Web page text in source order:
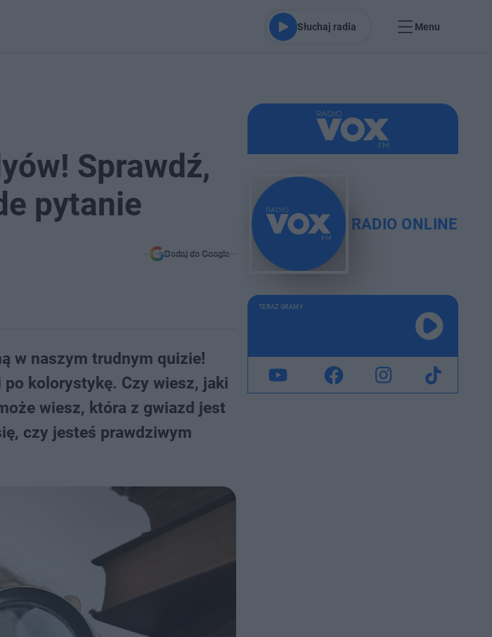
Słuchaj radia Menu
Sprawdź,
pytanie
Dodaj do Google
w naszym trudnym quizie!
kolorystykę. Czy wiesz, jaki
wiesz, która z gwiazd jest
czy jesteś prawdziwym
RADIO ONLINE
TERAZ GRAMY